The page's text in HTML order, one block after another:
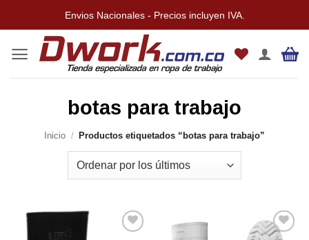
contenido
Envios Nacionales - Precios incluyen IVA.
botas para trabajo
Inicio / Productos etiquetados “botas para trabajo”